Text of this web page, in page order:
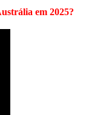
em 2025?